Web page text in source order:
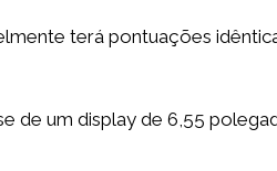
terá pontuações
de um display de 6,55